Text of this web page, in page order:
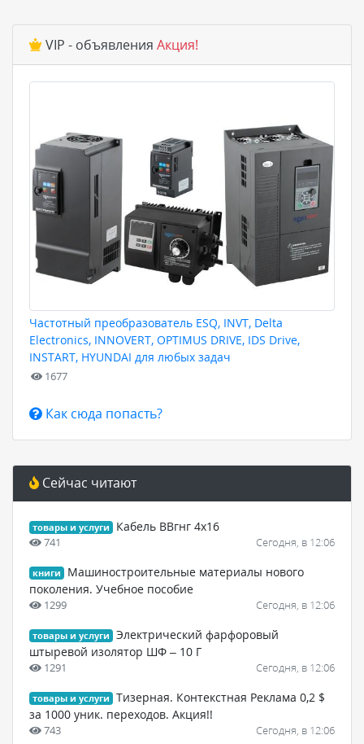
VIP - объявления Акция!
Частотный преобразователь ESQ, INVT, Delta
Electronics, INNOVERT, OPTIMUS DRIVE, IDS Drive,
INSTART, HYUNDAI для любых задач
1677
Как сюда попасть?
Сейчас читают
товары и услуги Кабель ВВгнг 4х16
741 Сегодня, в 12:06
книги
Машиностроительные материалы нового
поколения. Учебное пособие
1299 Сегодня, в 12:06
товары и услуги
Электрический фарфоровый
штыревой изолятор ШФ – 10 Г
1291 Сегодня, в 12:06
товары и услуги
Тизерная. Контекстная Реклама 0,2 $
за 1000 уник. переходов. Акция!!
743 Сегодня, в 12:06